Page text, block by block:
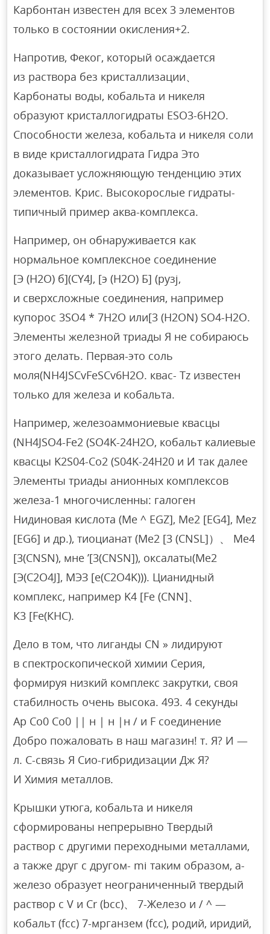
Карбонтан известен для всех 3 элементов
только в состоянии окисления+2.
Напротив, Феког, который осаждается
из раствора без кристаллизации、
Карбонаты воды, кобальта и никеля
образуют кристаллогидраты ESO3-6Н2О.
Способности железа, кобальта и никеля соли
в виде кристаллогидрата Гидра Это
доказывает усложняющую тенденцию этих
элементов. Крис. Высокорослые гидраты-
типичный пример аква-комплекса.
Например, он обнаруживается как
нормальное комплексное соединение
[Э (Н2О) б](CY4J, [э (Н2О) Б] (рузj,
и сверхсложные соединения, например
купорос 3SO4 * 7H2O или[3 (H2ON) SO4-H2O.
Элементы железной триады Я не собираюсь
этого делать. Первая-это соль
моля(NH4JSCvFeSCv6H2O. квас- Tz известен
только для железа и кобальта.
Например, железоаммониевые квасцы
(NH4JSO4-Fe2 (SO4K-24H2O, кобальт калиевые
квасцы K2S04-Co2 (S04K-24H20 и И так далее
Элементы триады анионных комплексов
железа-1 многочисленны: галоген
Нидиновая кислота (Me ^ EGZ], Me2 [EG4], Mez
[EG6] и др.), тиоцианат (Me2 [3 (CNSL]）、 Ме4
[3(CNSN), мне ’[3(CNSN]), оксалаты(Ме2
[Э(C2O4J], МЭЗ [е(C2O4K))). Цианидный
комплекс, например K4 [Fe (CNN]、
К3 [Fе(КНС).
Дело в том, что лиганды CN » лидируют
в спектроскопической химии Серия,
формируя низкий комплекс закрутки, своя
стабилность очень высока. 493. 4 секунды
Ар Co0 Co0 || н | н |н / и F соединение
Добро пожаловать в наш магазин! т. Я? И —
л. С-связь Я Сио-гибридизации Дж Я?
И Химия металлов.
Крышки утюга, кобальта и никеля
сформированы непрерывно Твердый
раствор с другими переходными металлами,
а также друг с другом- mi таким образом, a-
железо образует неограниченный твердый
раствор с V и Cr (bcc)、 7-Железо и / ^ —
кобальт (fcc) 7-мрганзем (fcc), родий, иридий,